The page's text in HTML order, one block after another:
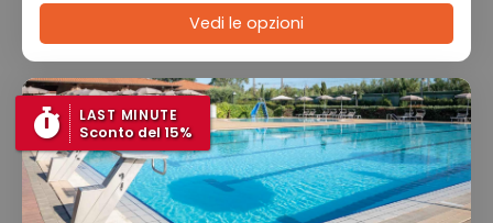
Vedi le opzioni
LAST MINUTE
Sconto del 15%